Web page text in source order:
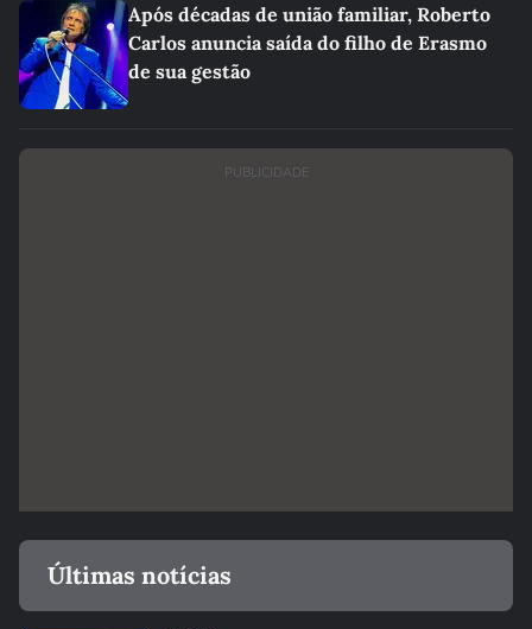
Após décadas de união familiar, Roberto
Carlos anuncia saída do filho de Erasmo
de sua gestão
PUBLICIDADE
Últimas notícias